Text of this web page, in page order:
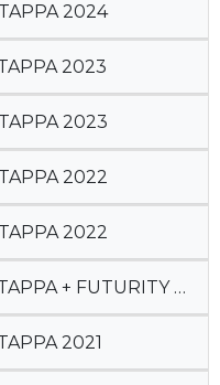
2024
2023
2023
2022
2022
+ FUTURITY LR 2021
2021